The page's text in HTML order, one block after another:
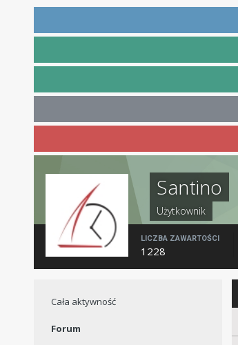
Santino
Użytkownik
LICZBA ZAWARTOŚCI
1228
Cała aktywność
Forum